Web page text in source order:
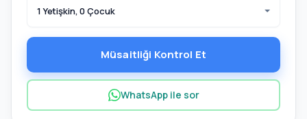
1 Yetişkin, 0 Çocuk
Müsaitliği Kontrol Et
WhatsApp ile sor